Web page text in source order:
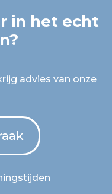
in het echt
advies van onze